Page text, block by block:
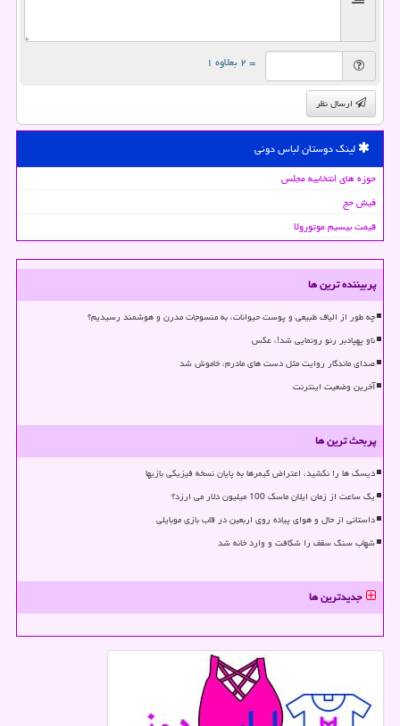
= ۲ بعلاوه ۱
ارسال نظر
لینک دوستان لباس دونی
حوزه های انتخابیه مجلس
فیش حج
قیمت بیسیم موتورولا
پربیننده ترین ها
چه طور از الیاف طبیعی و پوست حیوانات، به منسوجات مدرن و هوشمند رسیدیم؟
ناو پهپادبر رنو رونمایی شد!، عکس
صدای ماندگار روایت مثل دست های مادرم، خاموش شد
آخرین وضعیت اینترنت
پربحث ترین ها
دیسک ها را نکشید، اعتراض گیمرها به پایان نسخه فیزیکی بازیها
یک ساعت از زمان ایلان ماسک 100 میلیون دلار می ارزد؟
داستانی از حال و هوای پیاده روی اربعین در قاب بازی موبایلی
شهاب سنگ سقف را شکافت و وارد خانه شد
جدیدترین ها